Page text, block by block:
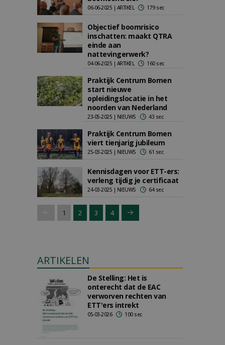
06-06-2025 | ARTIKEL 179 sec
Objectief boomrisico
inschatten: maakt QTRA
einde aan
nattevingerwerk?
04-06-2025 | ARTIKEL 160 sec
Praktijk Centrum Bomen
start nieuwe
opleidingslocatie in het
noorden van Nederland
23-05-2025 | NIEUWS 43 sec
Praktijk Centrum Bomen
viert tienjarig jubileum
25-03-2025 | NIEUWS 61 sec
Kennisdagen voor ETT-ers:
verleng tijdig je certificaat
24-03-2025 | NIEUWS 64 sec
1 2 3 4
ARTIKELEN
De Stelling: Het is
onterecht dat de EAC
verworven rechten van
ETT'ers intrekt
05-03-2026 100 sec